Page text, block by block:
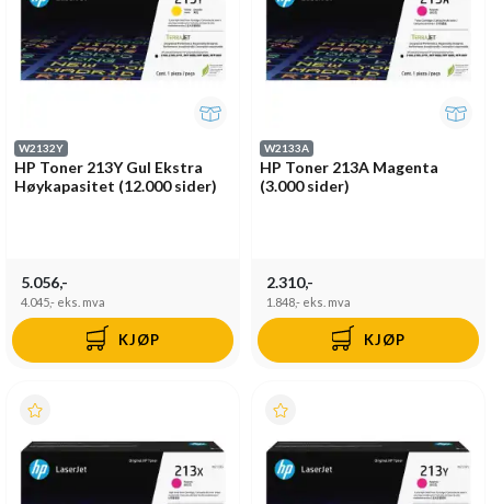
W2132Y
HP Toner 213Y Gul Ekstra
Høykapasitet (12.000 sider)
5.056,-
4.045,- eks. mva
KJØP
W2133A
HP Toner 213A Magenta
(3.000 sider)
2.310,-
1.848,- eks. mva
KJØP